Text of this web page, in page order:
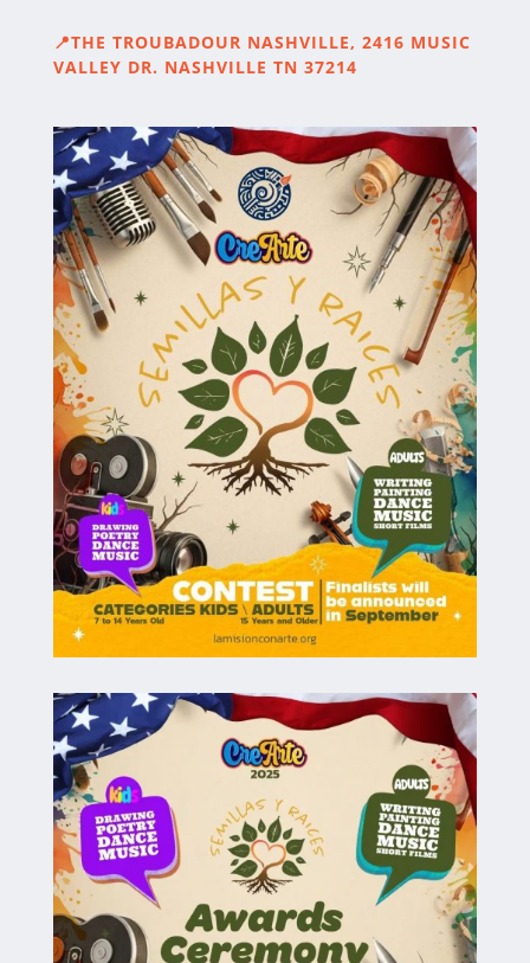
📍THE TROUBADOUR NASHVILLE, 2416 MUSIC
VALLEY DR. NASHVILLE TN 37214